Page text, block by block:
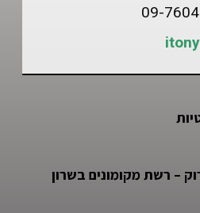
– רשת מקומונים בשרון